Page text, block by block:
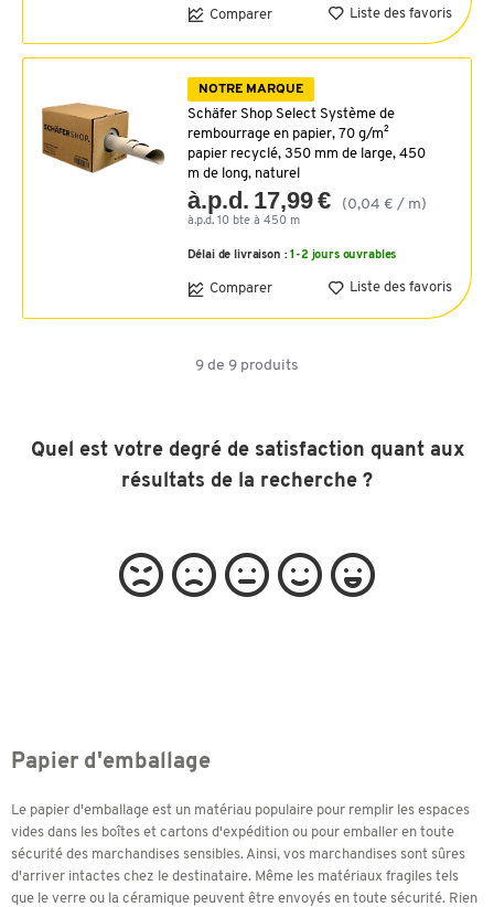
Comparer Liste des favoris
NOTRE MARQUE
Schäfer Shop Select Système de
rembourrage en papier, 70 g/m²
papier recyclé, 350 mm de large, 450
m de long, naturel
à.p.d. 17,99 € (0,04 € / m)
à.p.d. 10 bte à 450 m
Délai de livraison :1-2 jours ouvrables
Comparer Liste des favoris
9 de 9 produits
Quel est votre degré de satisfaction quant aux
résultats de la recherche ?
Papier d'emballage
Le papier d'emballage est un matériau populaire pour remplir les espaces
vides dans les boîtes et cartons d'expédition ou pour emballer en toute
sécurité des marchandises sensibles. Ainsi, vos marchandises sont sûres
d'arriver intactes chez le destinataire. Même les matériaux fragiles tels
que le verre ou la céramique peuvent être envoyés en toute sécurité. Rien